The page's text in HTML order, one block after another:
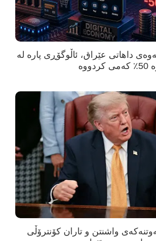
داهاتی عێراق، ئاڵوگۆڕی پارە لە
واشنتن و تاران کۆنترۆڵی